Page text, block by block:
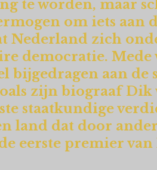
te worden, maar
om iets aan
Nederland zich
democratie. Mede
bijgedragen aan de
zijn biograaf Dik
staatkundige
land dat door
eerste premier